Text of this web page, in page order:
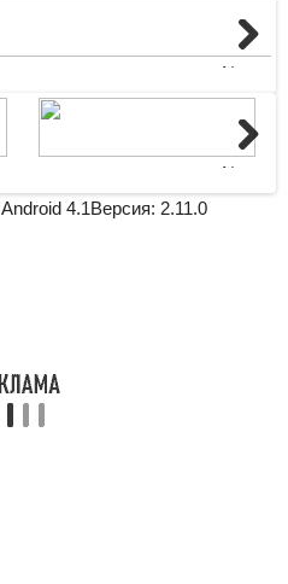
Next
Next
Android 4.1Версия: 2.11.0